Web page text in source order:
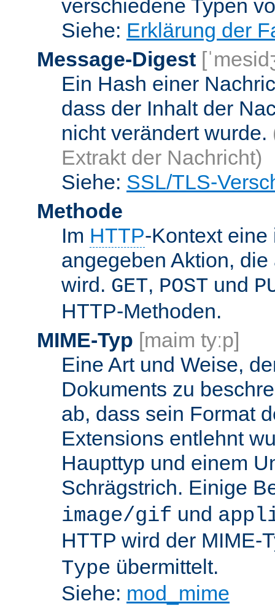
verschiedene Typen
Siehe: Erklärung der
Message-Digest
Ein Hash einer
dass der Inhalt der
nicht verändert wurde.
Extrakt der Nachricht)
Siehe: SSL/TLS-
Methode
Im HTTP-Kontext eine
angegeben Aktion,
wird. GET, POST und
HTTP-Methoden.
MIME-Typ [maim tyːp]
Eine Art und Weise,
Dokuments zu
ab, dass sein Format
Extensions entlehnt
Haupttyp und einem
Schrägstrich. Einige
image/gif und
HTTP wird der MIME-
Type übermittelt.
Siehe: mod_mime